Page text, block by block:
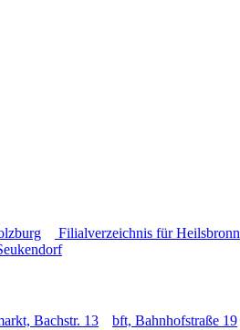
Filialverzeichnis für Heilsbronn
Bachstr. 13 bft, Bahnhofstraße 19